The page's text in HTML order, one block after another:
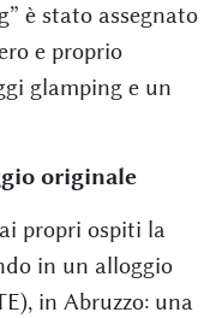
è stato assegnato
e proprio
glamping e un
originale
propri ospiti la
in un alloggio
in Abruzzo: una